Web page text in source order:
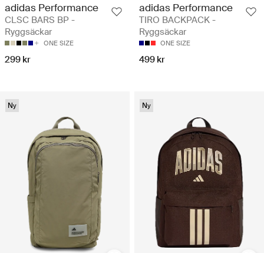
adidas Performance
CLSC BARS BP -
Ryggsäckar
ONE SIZE
299 kr
adidas Performance
TIRO BACKPACK -
Ryggsäckar
ONE SIZE
499 kr
Ny Ny